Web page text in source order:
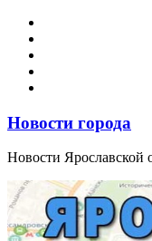
Новости города
Новости Ярославской